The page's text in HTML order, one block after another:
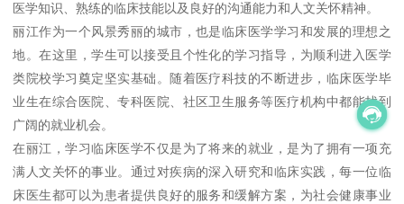
医学知识、熟练的临床技能以及良好的沟通能力和人文关怀精神。
丽江作为一个风景秀丽的城市，也是临床医学学习和发展的理想之
地。在这里，学生可以接受且个性化的学习指导，为顺利进入医学
类院校学习奠定坚实基础。随着医疗科技的不断进步，临床医学毕
业生在综合医院、专科医院、社区卫生服务等医疗机构中都能找到
广阔的就业机会。
在丽江，学习临床医学不仅是为了将来的就业，是为了拥有一项充
满人文关怀的事业。通过对疾病的深入研究和临床实践，每一位临
床医生都可以为患者提供良好的服务和缓解方案，为社会健康事业